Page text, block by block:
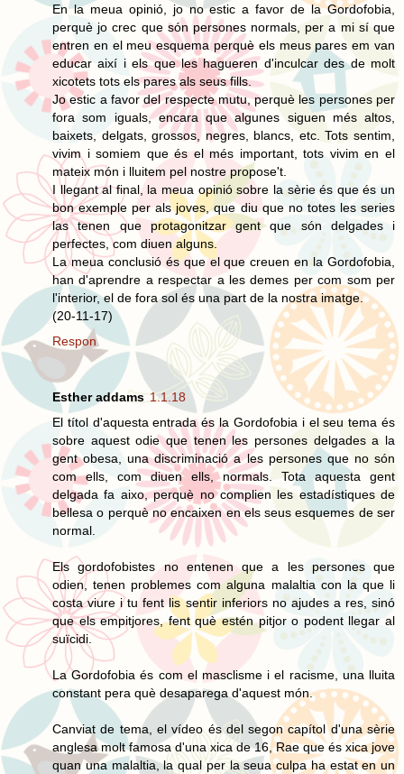
En la meua opinió, jo no estic a favor de la Gordofobia,
perquè jo crec que són persones normals, per a mi sí que
entren en el meu esquema perquè els meus pares em van
educar així i els que les hagueren d'inculcar des de molt
xicotets tots els pares als seus fills.
Jo estic a favor del respecte mutu, perquè les persones per
fora som iguals, encara que algunes siguen més altos,
baixets, delgats, grossos, negres, blancs, etc. Tots sentim,
vivim i somiem que és el més important, tots vivim en el
mateix món i lluitem pel nostre propose't.
I llegant al final, la meua opinió sobre la sèrie és que és un
bon exemple per als joves, que diu que no totes les series
las tenen que protagonitzar gent que són delgades i
perfectes, com diuen alguns.
La meua conclusió és que el que creuen en la Gordofobia,
han d'aprendre a respectar a les demes per com som per
l'interior, el de fora sol és una part de la nostra imatge.
(20-11-17)
Respon
Esther addams 1.1.18
El títol d'aquesta entrada és la Gordofobia i el seu tema és
sobre aquest odie que tenen les persones delgades a la
gent obesa, una discriminació a les persones que no són
com ells, com diuen ells, normals. Tota aquesta gent
delgada fa aixo, perquè no complien les estadístiques de
bellesa o perquè no encaixen en els seus esquemes de ser
normal.
Els gordofobistes no entenen que a les persones que
odien, tenen problemes com alguna malaltia con la que li
costa viure i tu fent lis sentir inferiors no ajudes a res, sinó
que els empitjores, fent què estén pitjor o podent llegar al
suïcidi.
La Gordofobia és com el masclisme i el racisme, una lluita
constant pera què desaparega d'aquest món.
Canviat de tema, el vídeo és del segon capítol d'una sèrie
anglesa molt famosa d'una xica de 16, Rae que és xica jove
quan una malaltia, la qual per la seua culpa ha estat en un